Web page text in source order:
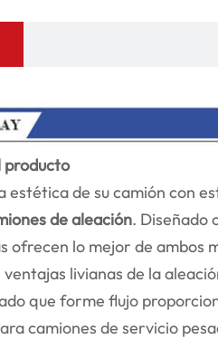
producto
estética de su camión con
de aleación. Diseñado
ofrecen lo mejor de ambos
livianas de la
que forme flujo
camiones de servicio